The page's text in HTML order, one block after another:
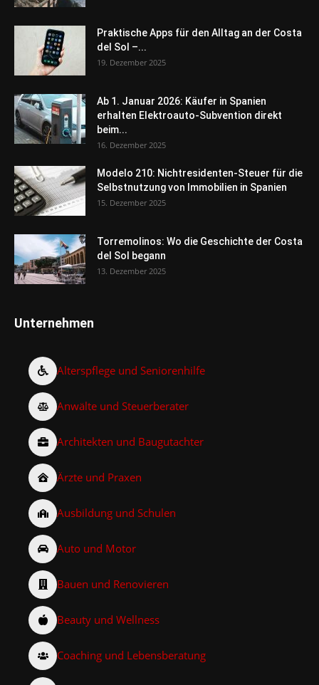
Praktische Apps für den Alltag an der Costa
del Sol –...
19. Dezember 2025
Ab 1. Januar 2026: Käufer in Spanien
erhalten Elektroauto-Subvention direkt
beim...
16. Dezember 2025
Modelo 210: Nichtresidenten-Steuer für die
Selbstnutzung von Immobilien in Spanien
15. Dezember 2025
Torremolinos: Wo die Geschichte der Costa
del Sol begann
13. Dezember 2025
Unternehmen
Alterspflege und Seniorenhilfe
Anwälte und Steuerberater
Architekten und Baugutachter
Ärzte und Praxen
Ausbildung und Schulen
Auto und Motor
Bauen und Renovieren
Beauty und Wellness
Coaching und Lebensberatung